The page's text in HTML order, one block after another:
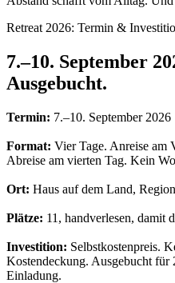
Retreat 2026: Termin &
7.–10. September
Ausgebucht.
Termin: 7.–10. September 2026
Format: Vier Tage. Anreise am
Abreise am vierten Tag. Kein
Ort: Haus auf dem Land,
Plätze: 11, handverlesen, damit
Investition: Selbstkostenpreis.
Kostendeckung. Ausgebucht für
Einladung.